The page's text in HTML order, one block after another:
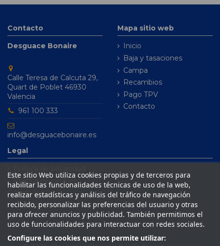
Contacto
Desguace Bonaire
Calle Teresa de Calcuta 29,
Quart de Poblet 46930
Valencia
961 100 333
info@desguacebonaire.es
Mapa sitio web
Inicio
Baja y tasaciones
Campa
Recambios
Pago TPV
Contacto
Legal
Política de cookies
Aviso legal
Condiciones de venta
Este sitio Web utiliza cookies propias y de terceros para
habilitar las funcionalidades técnicas de uso de la web,
realizar estadísticas y análisis del tráfico de navegación
recibido, personalizar las preferencias del usuario y otras
para ofrecer anuncios y publicidad. También permitimos el
uso de funcionalidades para interactuar con redes sociales.
Configure las cookies que nos permite utilizar: